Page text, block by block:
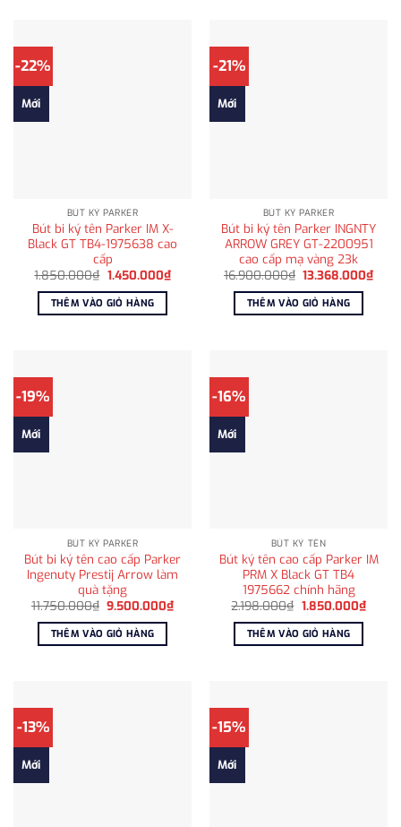
-22%
Mới
BÚT KÝ PARKER
Bút bi ký tên Parker IM X-
Black GT TB4-1975638 cao
cấp
1.850.000₫ Giá
là:
1.850.000₫.
1.450.000₫Giá
hiện
1.450.000₫.
THÊM VÀO GIỎ HÀNG
-21%
Mới
BÚT KÝ PARKER
Bút bi ký tên Parker INGNTY
ARROW GREY GT-2200951
cao cấp mạ vàng 23k
16.900.000₫ Giá
là:
16.900.000₫.
13.368.000₫Giá
hiện
THÊM VÀO GIỎ HÀNG
-19%
Mới
BÚT KÝ PARKER
Bút bi ký tên cao cấp Parker
Ingenuty Prestij Arrow làm
quà tặng
11.750.000₫ Giá
là:
11.750.000₫.
9.500.000₫Giá
hiện
9.500.000₫.
THÊM VÀO GIỎ HÀNG
-16%
Mới
BÚT KÝ TÊN
Bút ký tên cao cấp Parker IM
PRM X Black GT TB4
1975662 chính hãng
2.198.000₫ Giá
là:
2.198.000₫.
1.850.000₫Giá
hiện
THÊM VÀO GIỎ HÀNG
-13%
Mới
-15%
Mới